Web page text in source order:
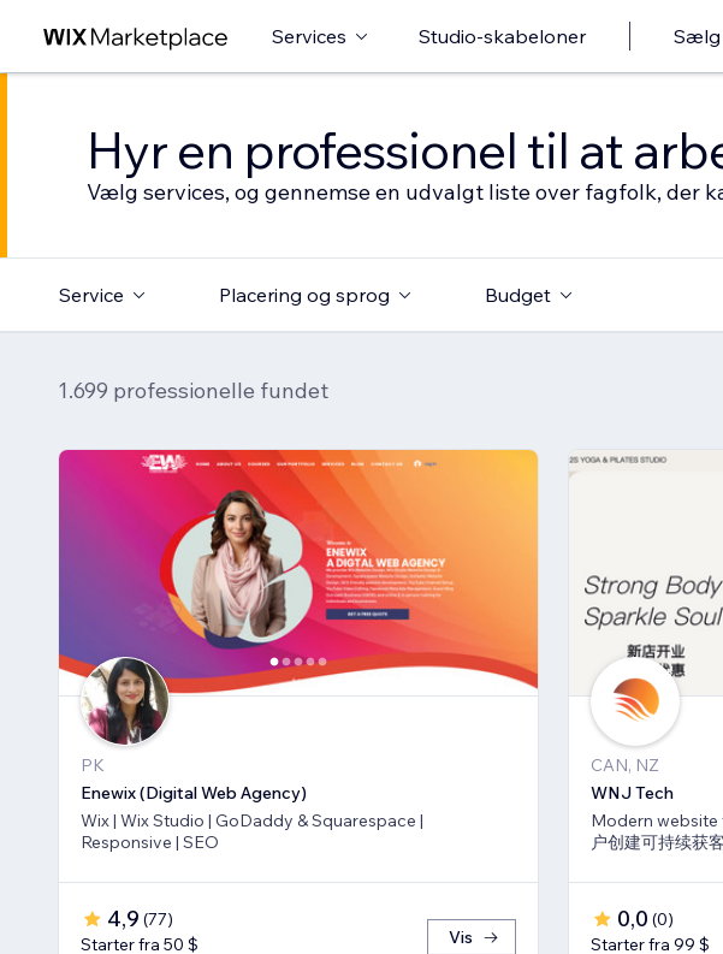
Services Studio-skabeloner Sælg
Hyr en professionel til at
Vælg services, og gennemse en udvalgt liste over fagfolk, der
Service Placering og sprog Budget
1.699 professionelle fundet
PK
Enewix (Digital Web Agency)
Wix | Wix Studio | GoDaddy & Squarespace |
Responsive | SEO
4,9 (77)
Starter fra 50 $
Vis
CAN, NZ
WNJ Tech
Modern website
户创建可持续获
0,0 (0)
Starter fra 99 $